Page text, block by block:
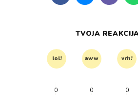
TVOJA
lol! aww vrh!
0 0 0